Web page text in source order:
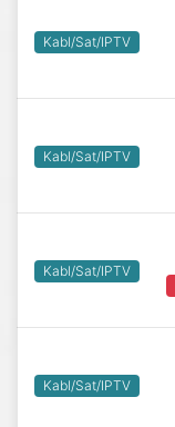
Kabl/Sat/IPTV
Kabl/Sat/IPTV
Kabl/Sat/IPTV
Kabl/Sat/IPTV